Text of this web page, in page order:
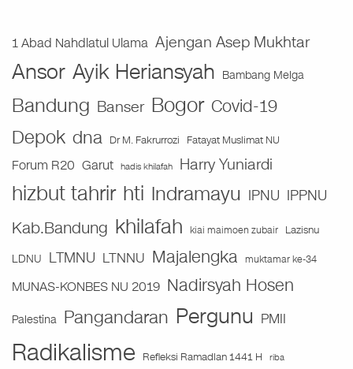
1 Abad Nahdlatul Ulama Ajengan Asep Mukhtar
Ansor Ayik Heriansyah Bambang Melga
Bandung Banser Bogor Covid-19
Depok dna Dr M. Fakrurrozi Fatayat Muslimat NU
Forum R20 Garut hadis khilafah Harry Yuniardi
hizbut tahrir hti Indramayu IPNU IPPNU
Kab.Bandung khilafah kiai maimoen zubair
Lazisnu
LDNU LTMNU LTNNU Majalengka muktamar ke-34
MUNAS-KONBES NU 2019 Nadirsyah Hosen
Palestina Pangandaran Pergunu PMII
Radikalisme Refleksi Ramadlan 1441 H riba